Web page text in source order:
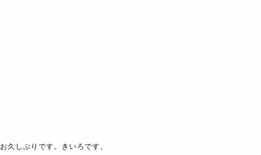
お久しぶりです。きいろです。